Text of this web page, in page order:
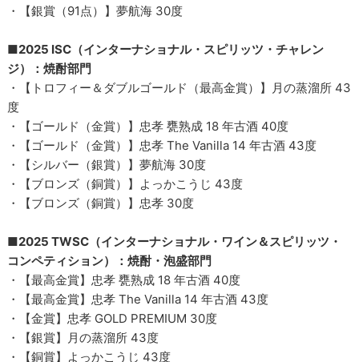
・【銀賞（91点）】夢航海 30度
■2025 ISC（インターナショナル・スピリッツ・チャレン
ジ）：焼酎部門
・【トロフィー＆ダブルゴールド（最高金賞）】月の蒸溜所 43
度
・【ゴールド（金賞）】忠孝 甕熟成 18 年古酒 40度
・【ゴールド（金賞）】忠孝 The Vanilla 14 年古酒 43度
・【シルバー（銀賞）】夢航海 30度
・【ブロンズ（銅賞）】よっかこうじ 43度
・【ブロンズ（銅賞）】忠孝 30度
■2025 TWSC（インターナショナル・ワイン＆スピリッツ・
コンペティション）：焼酎・泡盛部門
・【最高金賞】忠孝 甕熟成 18 年古酒 40度
・【最高金賞】忠孝 The Vanilla 14 年古酒 43度
・【金賞】忠孝 GOLD PREMIUM 30度
・【銀賞】月の蒸溜所 43度
・【銅賞】よっかこうじ 43度